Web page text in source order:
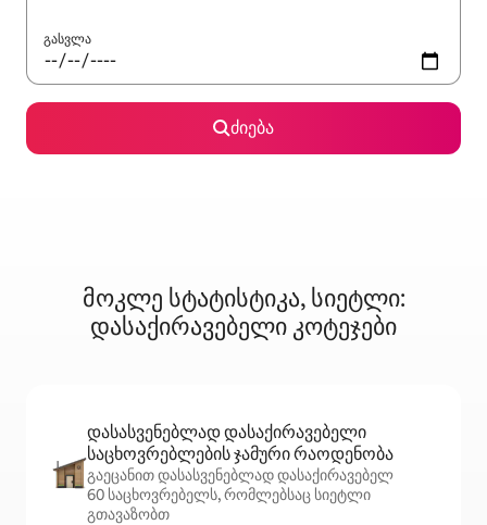
გასვლა
ძიება
მოკლე სტატისტიკა, სიეტლი:
დასაქირავებელი კოტეჯები
დასასვენებლად დასაქირავებელი
საცხოვრებლების ჯამური რაოდენობა
გაეცანით დასასვენებლად დასაქირავებელ
60 საცხოვრებელს, რომლებსაც სიეტლი
გთავაზობთ